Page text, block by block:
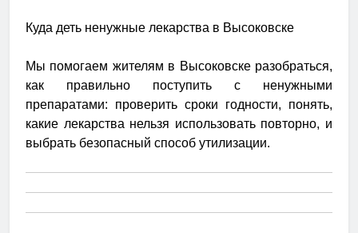
Куда деть ненужные лекарства в Высоковске
Мы помогаем жителям в Высоковске разобраться,
как правильно поступить с ненужными
препаратами: проверить сроки годности, понять,
какие лекарства нельзя использовать повторно, и
выбрать безопасный способ утилизации.